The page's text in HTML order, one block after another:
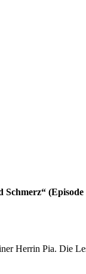
(Episode
Herrin Pia. Die